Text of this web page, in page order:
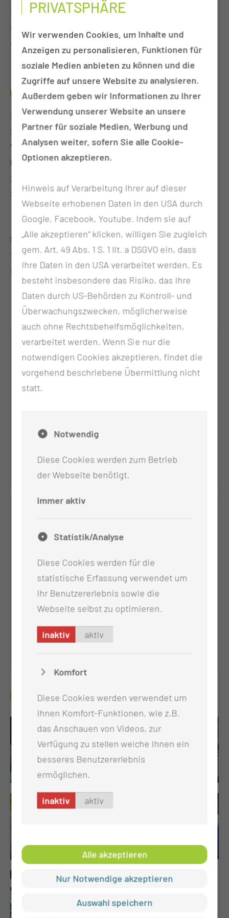
implantierbaren Hörsystemen und der
chirurgischen Therapie von Schnarchen und
obstruktiver Schlafapnoe».
PROF. DR. MED. MICHAEL HERZOG INFORMIERT
Festveranstaltung zum 40-jährigen Bestehen des
Schwerhörigenvereins Cottbus e.V.:
Vortrag über Ohrenerkrankungen berühmter
Persönlichkeiten
21. Juni 2024
Stadthaus Cottbus
5. Patientenkongress zum Thema
Schlafapnoe/Schlafstörungen
21. September 2024
Messe Dresden
Schädelbasiszentrum
GALERIE
PRIVATSPHÄRE
Wir verwenden Cookies, um Inhalte und
Anzeigen zu personalisieren, Funktionen für
soziale Medien anbieten zu können und die
Zugriffe auf unsere Website zu analysieren.
Außerdem geben wir Informationen zu Ihrer
Verwendung unserer Website an unsere
Partner für soziale Medien, Werbung und
Analysen weiter, sofern Sie alle Cookie-
Optionen akzeptieren.
Hinweis auf Verarbeitung Ihrer auf dieser
Webseite erhobenen Daten in den USA durch
Google, Facebook, Youtube. Indem sie auf
„Alle akzeptieren“ klicken, willigen Sie zugleich
gem. Art. 49 Abs. 1 S. 1 lit. a DSGVO ein, dass
Ihre Daten in den USA verarbeitet werden. Es
besteht insbesondere das Risiko, das Ihre
Daten durch US-Behörden zu Kontroll- und
Überwachungszwecken, möglicherweise
auch ohne Rechtsbehelfsmöglichkeiten,
verarbeitet werden. Wenn Sie nur die
notwendigen Cookies akzeptieren, findet die
vorgehend beschriebene Übermittlung nicht
statt.
Notwendig
Diese Cookies werden zum Betrieb
der Webseite benötigt.
Immer aktiv
Statistik/Analyse
Diese Cookies werden für die
statistische Erfassung verwendet um
Ihr Benutzererlebnis sowie die
Webseite selbst zu optimieren.
inaktiv aktiv
Komfort
Diese Cookies werden verwendet um
Ihnen Komfort-Funktionen, wie z.B.
das Anschauen von Videos, zur
Verfügung zu stellen welche Ihnen ein
besseres Benutzererlebnis
ermöglichen.
inaktiv aktiv
Alle akzeptieren
Nur Notwendige akzeptieren
Auswahl speichern